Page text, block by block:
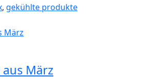
, gekühlte produkte
aus März